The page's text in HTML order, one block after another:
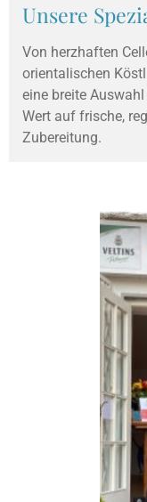
Unsere
Von herzhaften
orientalischen
eine breite
Wert auf frische,
Zubereitung.